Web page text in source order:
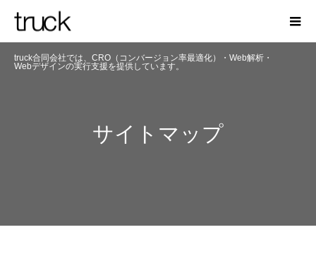
truck合同会社では、CRO（コンバージョン率最適化）・Web解析・
Webデザインの実行支援を提供しています。
サイトマップ